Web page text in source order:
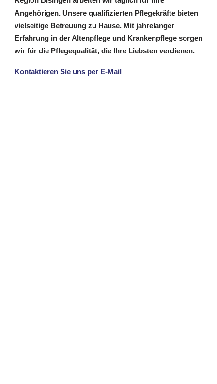
Angehörigen. Unsere qualifizierten Pflegekräfte bieten
vielseitige Betreuung zu Hause. Mit jahrelanger
Erfahrung in der Altenpflege und Krankenpflege sorgen
wir für die Pflegequalität, die Ihre Liebsten verdienen.
Kontaktieren Sie uns per E-Mail